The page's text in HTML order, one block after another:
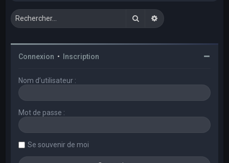
RechercherRecherche avancée
Connexion • Inscription
Nom d’utilisateur :
Mot de passe :
Se souvenir de moi